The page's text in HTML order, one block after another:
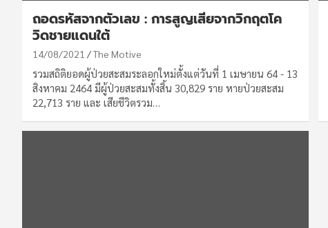
ถอดรหัสจากตัวเลข : การสูญเสียจากวิกฤตโค
วิดชายแดนใต้
14/08/2021 The Motive
รวมสถิติยอดผู้ป่วยสะสมระลอกใหม่ตั้งแต่วันที่ 1 เมษายน 64 - 13
สิงหาคม 2464 มีผู้ป่วยสะสมทั้งสิ้น 30,829 ราย หายป่วยสะสม
22,713 ราย และ เสียชีวิตรวม…